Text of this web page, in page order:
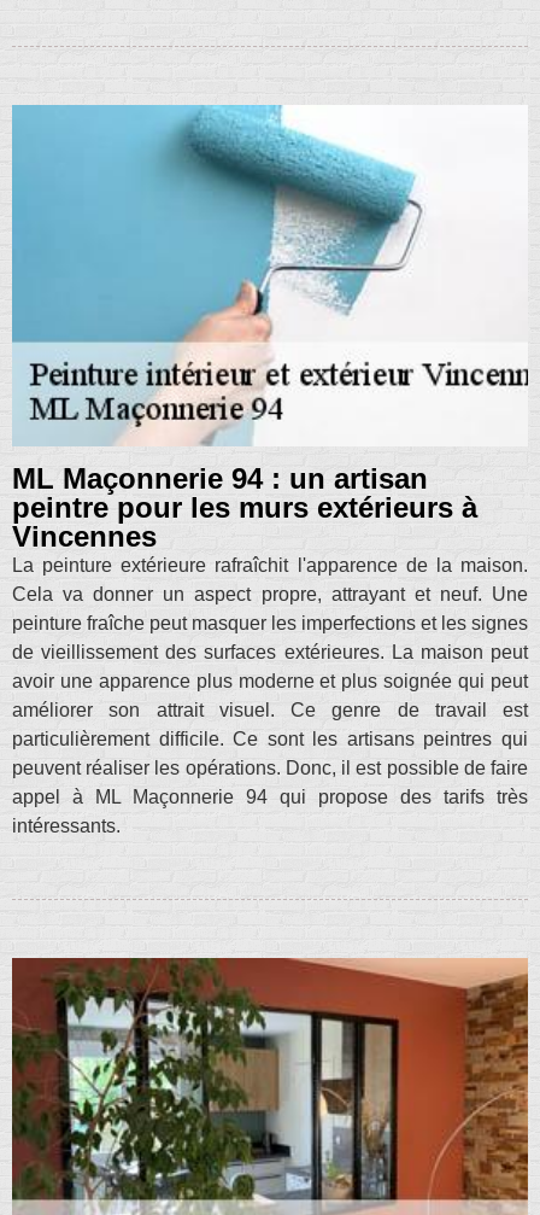
ML Maçonnerie 94 : un artisan
peintre pour les murs extérieurs à
Vincennes
La peinture extérieure rafraîchit l'apparence de la maison.
Cela va donner un aspect propre, attrayant et neuf. Une
peinture fraîche peut masquer les imperfections et les signes
de vieillissement des surfaces extérieures. La maison peut
avoir une apparence plus moderne et plus soignée qui peut
améliorer son attrait visuel. Ce genre de travail est
particulièrement difficile. Ce sont les artisans peintres qui
peuvent réaliser les opérations. Donc, il est possible de faire
appel à ML Maçonnerie 94 qui propose des tarifs très
intéressants.